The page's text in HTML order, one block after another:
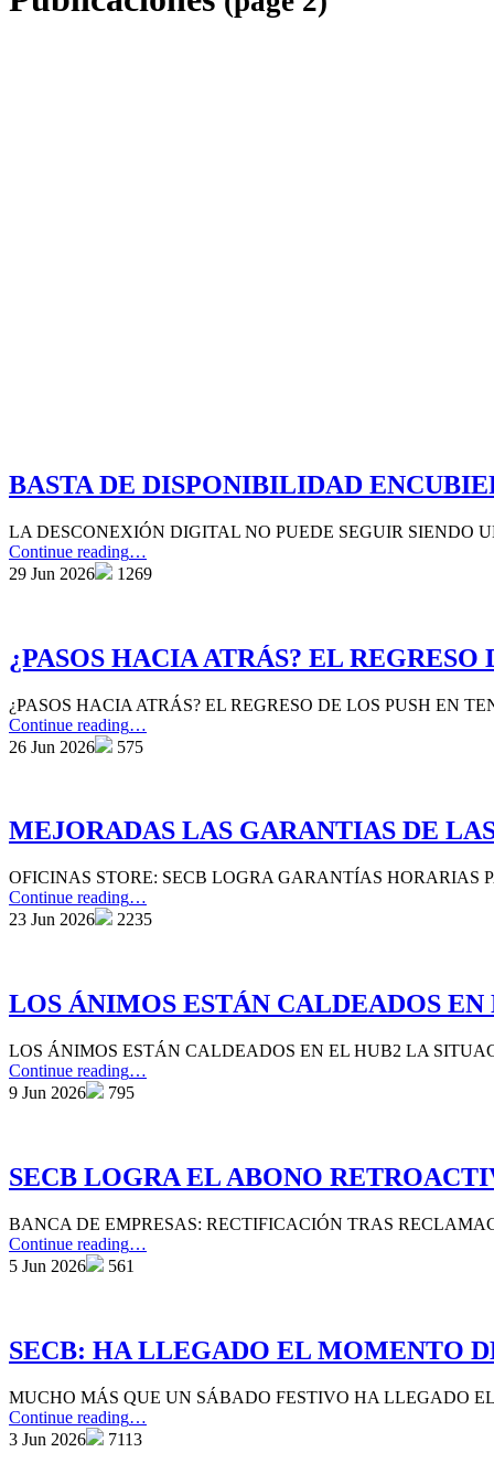
BASTA DE DISPONIBILIDAD
LA DESCONEXIÓN DIGITAL NO PUEDE SEGUIR SIENDO
Continue reading“BASTA
DE
UNA
DESCONEXIÓN
REAL”
…
29 Jun 2026
1269
¿PASOS HACIA ATRÁS? EL
¿PASOS HACIA ATRÁS? EL REGRESO DE LOS PUSH EN
Continue reading“¿PASOS
HACIA
DE
LOS
EN
TENERIFE”
…
26 Jun 2026
575
MEJORADAS LAS GARANTIAS DE
OFICINAS STORE: SECB LOGRA GARANTÍAS HORARIAS
Continue reading“MEJORADAS
LAS
TARDES
HLS
LOS
EQUIPOS
SOPORTE”
…
23 Jun 2026
2235
LOS ÁNIMOS ESTÁN CALDEADOS EN
LOS ÁNIMOS ESTÁN CALDEADOS EN EL HUB2 LA
Continue reading“LOS
ÁNIMOS
EL
HUB2”
…
9 Jun 2026
795
SECB LOGRA EL ABONO
BANCA DE EMPRESAS: RECTIFICACIÓN TRAS
Continue reading“SECB
LOGRA
PARA
DIRECTORES
FUNCIONES
DE
BANCA
…
5 Jun 2026
561
SECB: HA LLEGADO EL MOMENTO
MUCHO MÁS QUE UN SÁBADO FESTIVO HA LLEGADO
Continue reading“SECB:
HA
…
3 Jun 2026
7113